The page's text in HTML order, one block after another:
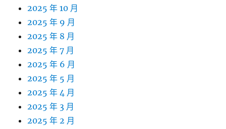
2025 年 10 月
2025 年 9 月
2025 年 8 月
2025 年 7 月
2025 年 6 月
2025 年 5 月
2025 年 4 月
2025 年 3 月
2025 年 2 月